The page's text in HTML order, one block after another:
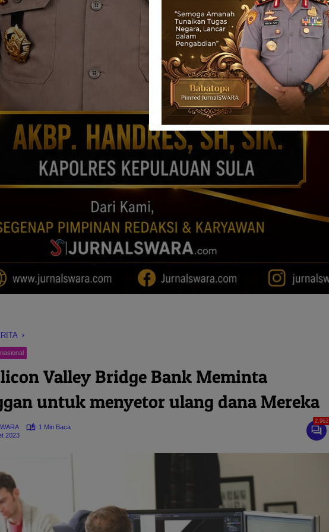
Valley Bridge Bank Meminta
untuk menyetor ulang dana Mereka
1 Min Baca
2023
2,962